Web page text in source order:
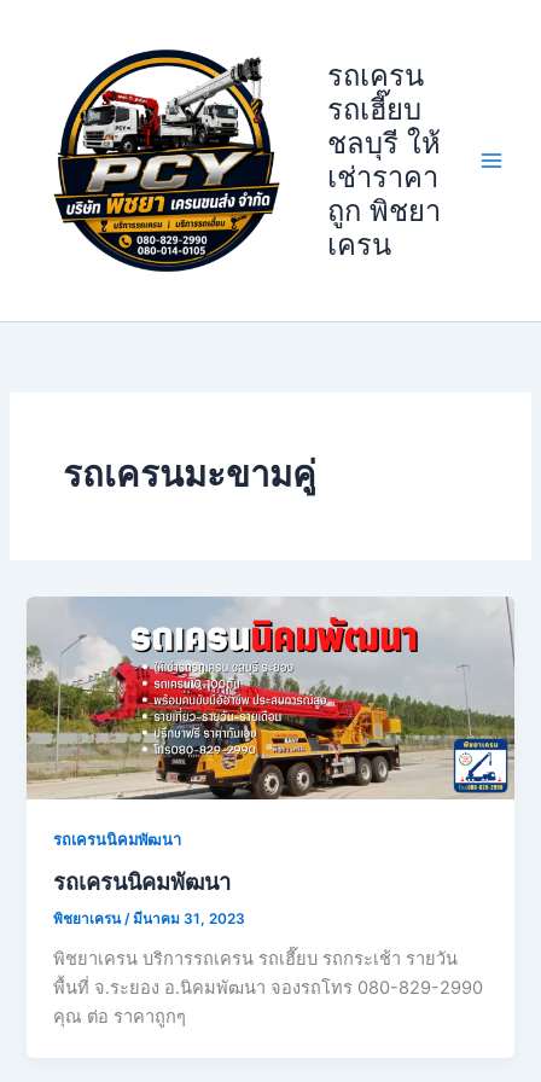
รถเครน
รถเฮี๊ยบ
ชลบุรี ให้
เช่าราคา
ถูก พิชยา
เครน
รถเครนมะขามคู่
รถเครนนิคมพัฒนา
รถเครนนิคมพัฒนา
พิชยาเครน/มีนาคม 31, 2023
พิชยาเครน บริการรถเครน รถเฮี๊ยบ รถกระเช้า รายวัน
พื้นที่ จ.ระยอง อ.นิคมพัฒนา จองรถโทร 080-829-2990
คุณ ต่อ ราคาถูกๆ